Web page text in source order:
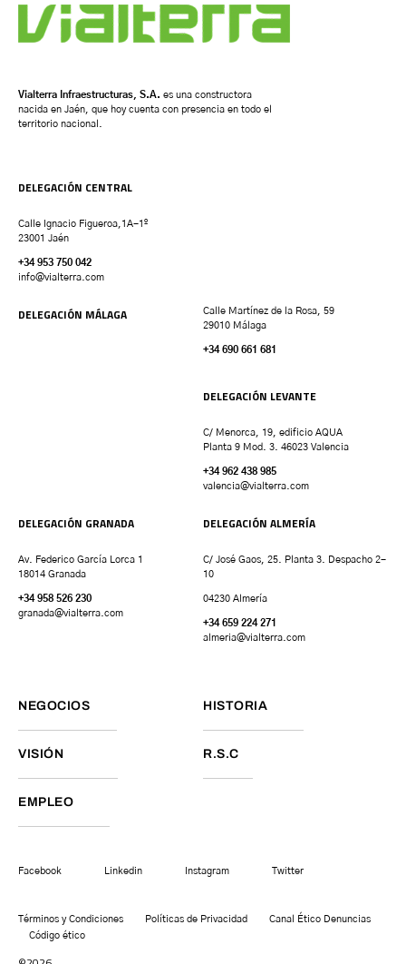
Vialterra Infraestructuras, S.A. es una constructora
nacida en Jaén, que hoy cuenta con presencia en todo el
territorio nacional.
DELEGACIÓN CENTRAL
Calle Ignacio Figueroa,1A-1º
23001 Jaén
+34 953 750 042
info@vialterra.com
DELEGACIÓN MÁLAGA
Calle Martínez de la Rosa, 59
29010 Málaga
+34 690 661 681
DELEGACIÓN LEVANTE
C/ Menorca, 19, edificio AQUA
Planta 9 Mod. 3. 46023 Valencia
+34 962 438 985
valencia@vialterra.com
DELEGACIÓN GRANADA
Av. Federico García Lorca 1
18014 Granada
+34 958 526 230
granada@vialterra.com
DELEGACIÓN ALMERÍA
C/ José Gaos, 25. Planta 3. Despacho 2-
10
04230 Almería
+34 659 224 271
almeria@vialterra.com
NEGOCIOS HISTORIA
VISIÓN R.S.C
EMPLEO
Facebook Linkedin Instagram Twitter
Términos y Condiciones Políticas de Privacidad
Canal Ético Denuncias
Código ético